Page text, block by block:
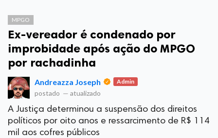
MPGO
Ex-vereador é condenado por
improbidade após ação do MPGO
por rachadinha
Andreazza Joseph Admin
postado — atualizado
A Justiça determinou a suspensão dos direitos
políticos por oito anos e ressarcimento de R$ 114
mil aos cofres públicos